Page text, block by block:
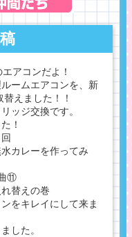
アコンだよ！
ームエアコンを、新
えました！！
ッジ交換です。
！
カレーを作ってみ
⑪
替えの巻
をキレイにして来ま
した。